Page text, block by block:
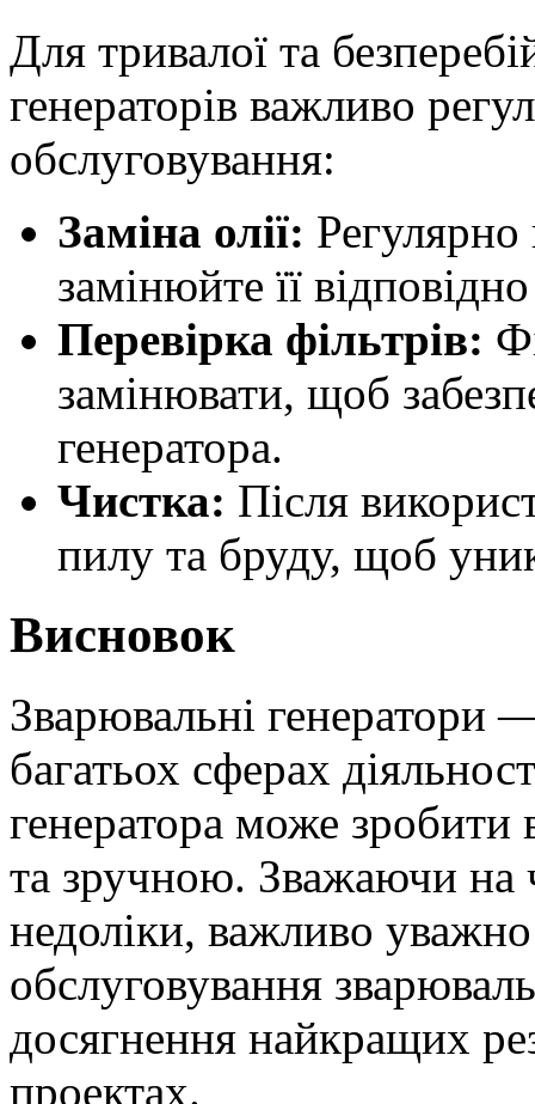
Для тривалої та
генераторів важливо
обслуговування:
Заміна олії: Регулярно
замінюйте її
Перевірка фільтрів:
замінювати, щоб
генератора.
Чистка: Після
пилу та бруду, щоб
Висновок
Зварювальні генератори
багатьох сферах
генератора може
та зручною. Зважаючи на
недоліки, важливо
обслуговування
досягнення найкращих
проектах.